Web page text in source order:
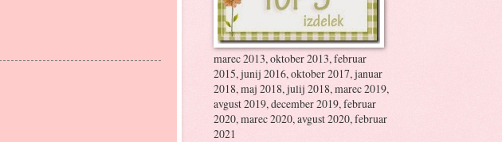
marec 2013, oktober 2013, februar
2015, junij 2016, oktober 2017, januar
2018, maj 2018, julij 2018, marec 2019,
avgust 2019, december 2019, februar
2020, marec 2020, avgust 2020, februar
2021